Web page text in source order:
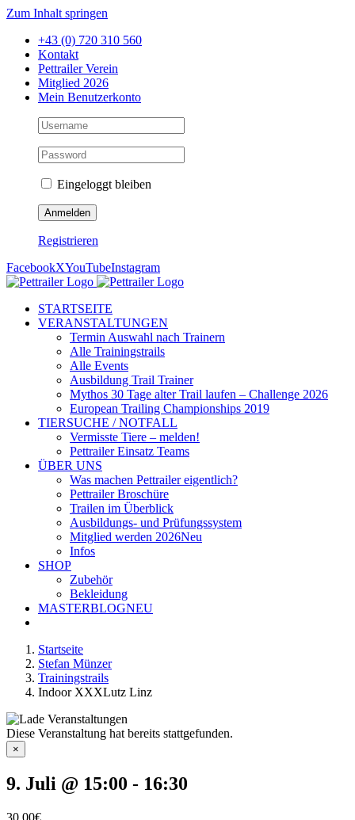
Zum Inhalt springen
+43 (0) 720 310 560
Kontakt
Pettrailer Verein
Mitglied 2026
Mein Benutzerkonto
Eingeloggt bleiben
Registrieren
FacebookXYouTubeInstagram
STARTSEITE
VERANSTALTUNGEN
Termin Auswahl nach Trainern
Alle Trainingstrails
Alle Events
Ausbildung Trail Trainer
Mythos 30 Tage alter Trail laufen – Challenge 2026
European Trailing Championships 2019
TIERSUCHE / NOTFALL
Vermisste Tiere – melden!
Pettrailer Einsatz Teams
ÜBER UNS
Was machen Pettrailer eigentlich?
Pettrailer Broschüre
Trailen im Überblick
Ausbildungs- und Prüfungssystem
Mitglied werden 2026Neu
Infos
SHOP
Zubehör
Bekleidung
MASTERBLOGNEU
Startseite
Stefan Münzer
Trainingstrails
Indoor XXXLutz Linz
Diese Veranstaltung hat bereits stattgefunden.
×
9. Juli @ 15:00 - 16:30
30,00€